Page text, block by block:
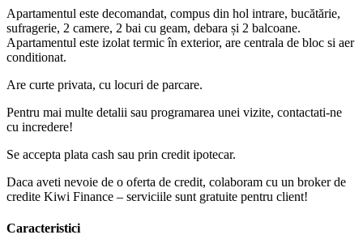
Apartamentul este decomandat, compus din hol intrare, bucătărie,
sufragerie, 2 camere, 2 bai cu geam, debara și 2 balcoane.
Apartamentul este izolat termic în exterior, are centrala de bloc si aer
conditionat.
Are curte privata, cu locuri de parcare.
Pentru mai multe detalii sau programarea unei vizite, contactati-ne
cu incredere!
Se accepta plata cash sau prin credit ipotecar.
Daca aveti nevoie de o oferta de credit, colaboram cu un broker de
credite Kiwi Finance – serviciile sunt gratuite pentru client!
Caracteristici